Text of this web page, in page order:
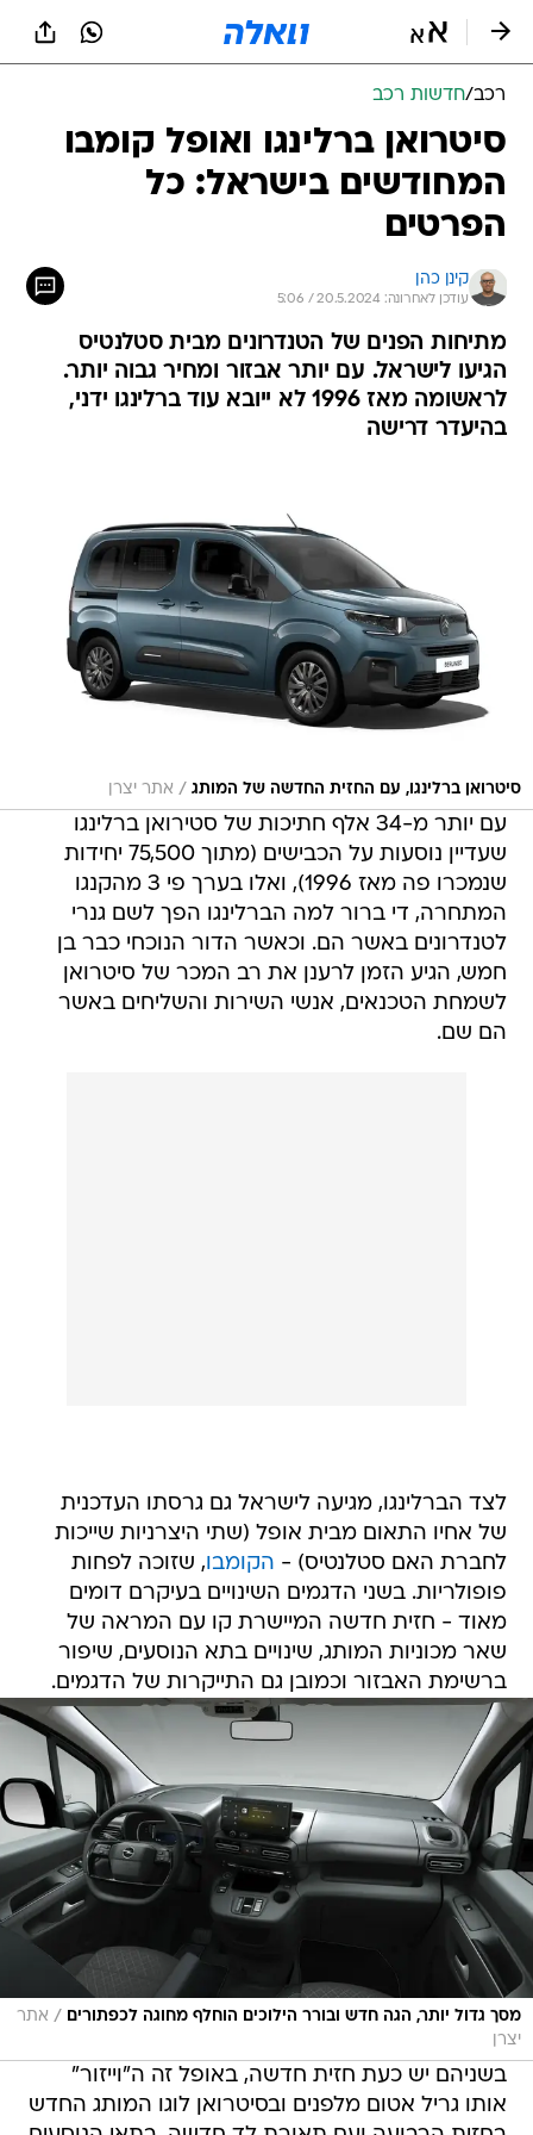
רכב/חדשות רכב
סיטרואן ברלינגו ואופל קומבו
המחודשים בישראל: כל
הפרטים
קינן כהן
עודכן לאחרונה: 20.5.2024 / 5:06
מתיחות הפנים של הטנדרונים מבית סטלנטיס
הגיעו לישראל. עם יותר אבזור ומחיר גבוה יותר.
לראשומה מאז 1996 לא ייובא עוד ברלינגו ידני,
בהיעדר דרישה
סיטרואן ברלינגו, עם החזית החדשה של המותג / אתר יצרן
עם יותר מ-34 אלף חתיכות של סטירואן ברלינגו
שעדיין נוסעות על הכבישים (מתוך 75,500 יחידות
שנמכרו פה מאז 1996), ואלו בערך פי 3 מהקנגו
המתחרה, די ברור למה הברלינגו הפך לשם גנרי
לטנדרונים באשר הם. וכאשר הדור הנוכחי כבר בן
חמש, הגיע הזמן לרענן את רב המכר של סיטרואן
לשמחת הטכנאים, אנשי השירות והשליחים באשר
הם שם.
לצד הברלינגו, מגיעה לישראל גם גרסתו העדכנית
של אחיו התאום מבית אופל (שתי היצרניות שייכות
לחברת האם סטלנטיס) - הקומבו, שזוכה לפחות
פופולריות. בשני הדגמים השינויים בעיקרם דומים
מאוד - חזית חדשה המיישרת קו עם המראה של
שאר מכוניות המותג, שינויים בתא הנוסעים, שיפור
ברשימת האבזור וכמובן גם התייקרות של הדגמים.
מסך גדול יותר, הגה חדש ובורר הילוכים הוחלף מחוגה לכפתורים / אתר
יצרן
בשניהם יש כעת חזית חדשה, באופל זה ה"וייזור"
אותו גריל אטום מלפנים ובסיטרואן לוגו המותג החדש